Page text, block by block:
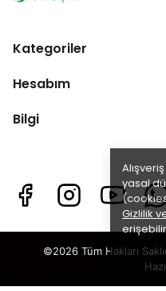
yasal
Gizlilik
Kategoriler
Hesabım
Bilgi
©2026 Tüm Hakları